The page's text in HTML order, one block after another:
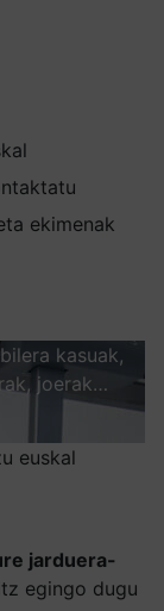
ekimenak
kasuak,
joerak…
euskal
jarduera-
egingo dugu